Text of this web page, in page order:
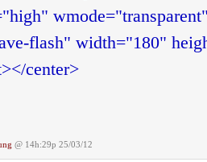
flash" width="180"
center>
@ 14h:29p 25/03/12